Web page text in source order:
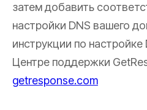
затем добавить
настройки DNS вашего
инструкции по настройке
Центре поддержки
getresponse.com